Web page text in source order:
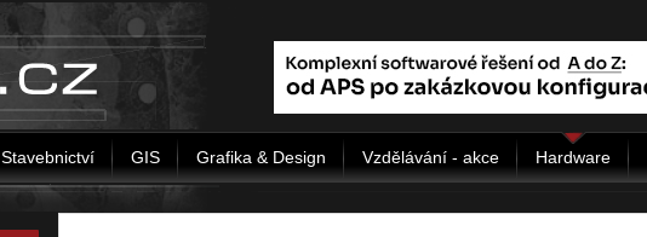
Stavebnictví GIS Grafika & Design Vzdělávání - akce Hardware